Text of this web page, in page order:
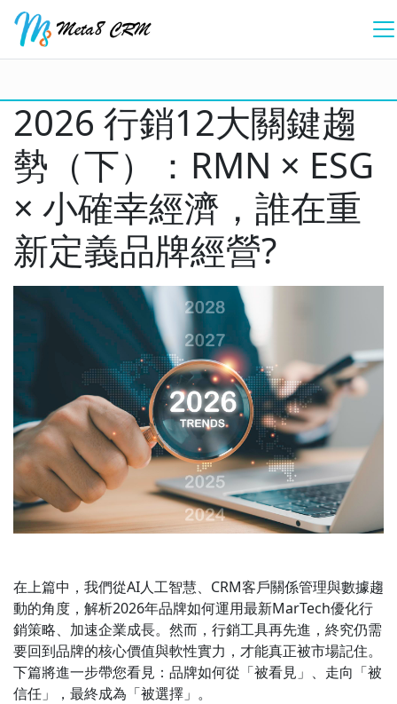
2026 行銷12大關鍵趨
勢（下）：RMN × ESG
× 小確幸經濟，誰在重
新定義品牌經營?
在上篇中，我們從AI人工智慧、CRM客戶關係管理與數據趨
動的角度，解析2026年品牌如何運用最新MarTech優化行
銷策略、加速企業成長。然而，行銷工具再先進，終究仍需
要回到品牌的核心價值與軟性實力，才能真正被市場記住。
下篇將進一步帶您看見：品牌如何從「被看見」、走向「被
信任」，最終成為「被選擇」。